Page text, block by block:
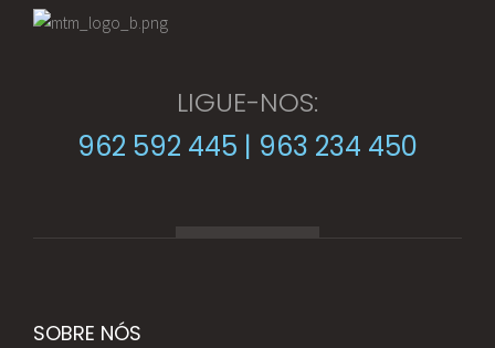
LIGUE-NOS:
962 592 445 | 963 234 450
SOBRE NÓS